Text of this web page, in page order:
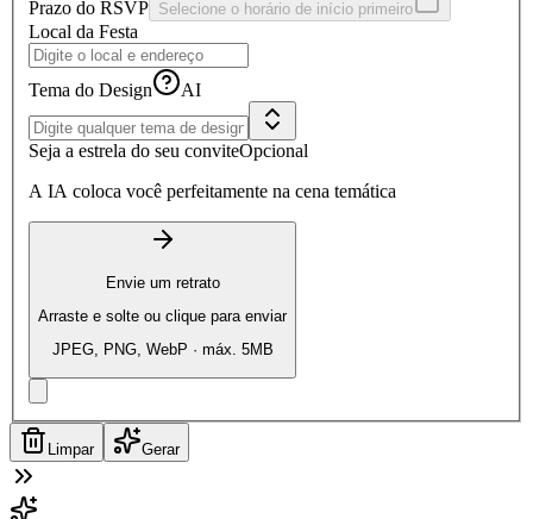
Prazo do RSVP Selecione o horário de início primeiro
Local da Festa
Tema do Design AI
Seja a estrela do seu conviteOpcional
A IA coloca você perfeitamente na cena temática
Envie um retrato
Arraste e solte ou clique para enviar
JPEG, PNG, WebP · máx. 5MB
Limpar Gerar